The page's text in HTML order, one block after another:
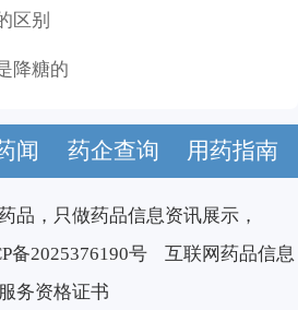
区别
降糖的
闻 药企查询 用药指南
品，只做药品信息资讯展示，
备2025376190号
互联网药品信息
服务资格证书